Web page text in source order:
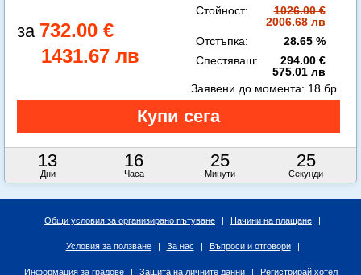
732.00 €
1431.67 лв
Стойност:
1026.00 €
2006.68 лв
Отстъпка:
28.65 %
Спестяваш:
294.00 €
575.01 лв
13
Дни
16
Часа
25
Минути
24
Секунди
Заявени до момента: 18 бр.
Общи условия за организирано пътуване | Начини на плащане |
Условия за ползване | За нас | Въпроси и отговори |
Информация за градове | Защита на личните данни | Регистрирай хотел